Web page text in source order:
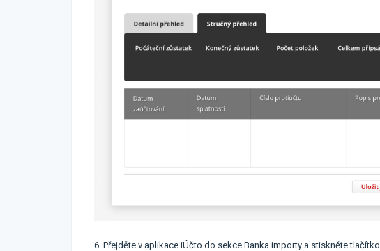
6. Přejděte v aplikace iÚčto do sekce Banka importy a stiskněte tlačítko